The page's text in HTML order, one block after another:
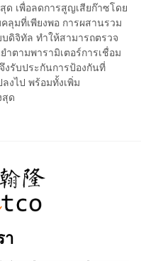
ด เพื่อลดการสูญเสียก๊าซโดย
ลุมที่เพียงพอ การผสานรวม
ดิจิทัล ทำให้สามารถตรวจ
ตามพารามิเตอร์การเชื่อม
รับประกันการป้องกันที่
งไป พร้อมทั้งเพิ่ม
ด
า